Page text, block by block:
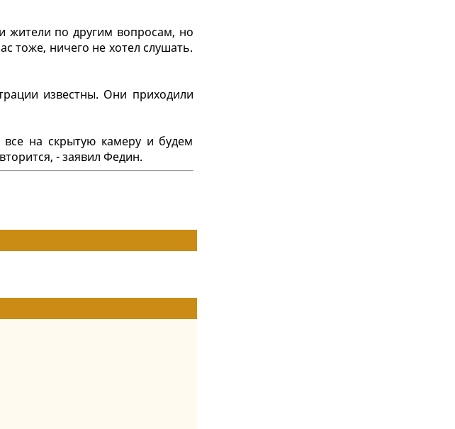
жители по другим вопросам, но
тоже, ничего не хотел слушать.
известны. Они приходили
на скрытую камеру и будем
- заявил Федин.